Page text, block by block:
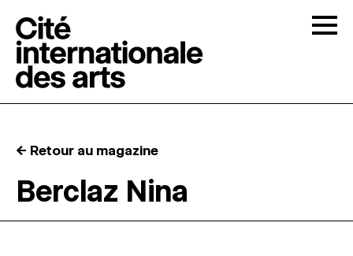
RÉSIDENCES ↓
← Retour au magazine
Berclaz Nina